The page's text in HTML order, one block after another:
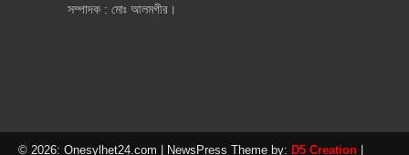
সম্পাদক : মোঃ আলমগীর।
© 2026: Onesylhet24.com | NewsPress Theme by: D5 Creation